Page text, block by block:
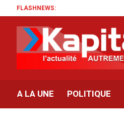
FLASHNEWS:
A LA UNE POLITIQUE